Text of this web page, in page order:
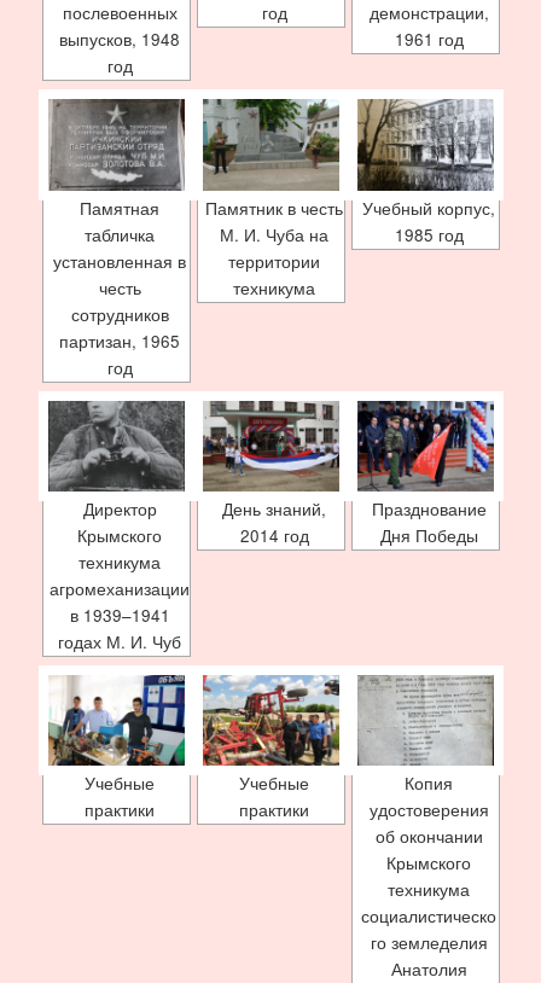
послевоенных
выпусков, 1948
год
год
демонстрации,
1961 год
Памятная
табличка
установленная в
честь
сотрудников
партизан, 1965
год
Памятник в честь
М. И. Чуба на
территории
техникума
Учебный корпус,
1985 год
Директор
Крымского
техникума
агромеханизации
в 1939–1941
годах М. И. Чуб
День знаний,
2014 год
Празднование
Дня Победы
Учебные
практики
Учебные
практики
Копия
удостоверения
об окончании
Крымского
техникума
социалистическо
го земледелия
Анатолия